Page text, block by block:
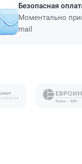
Безопасная
Моментально
mail